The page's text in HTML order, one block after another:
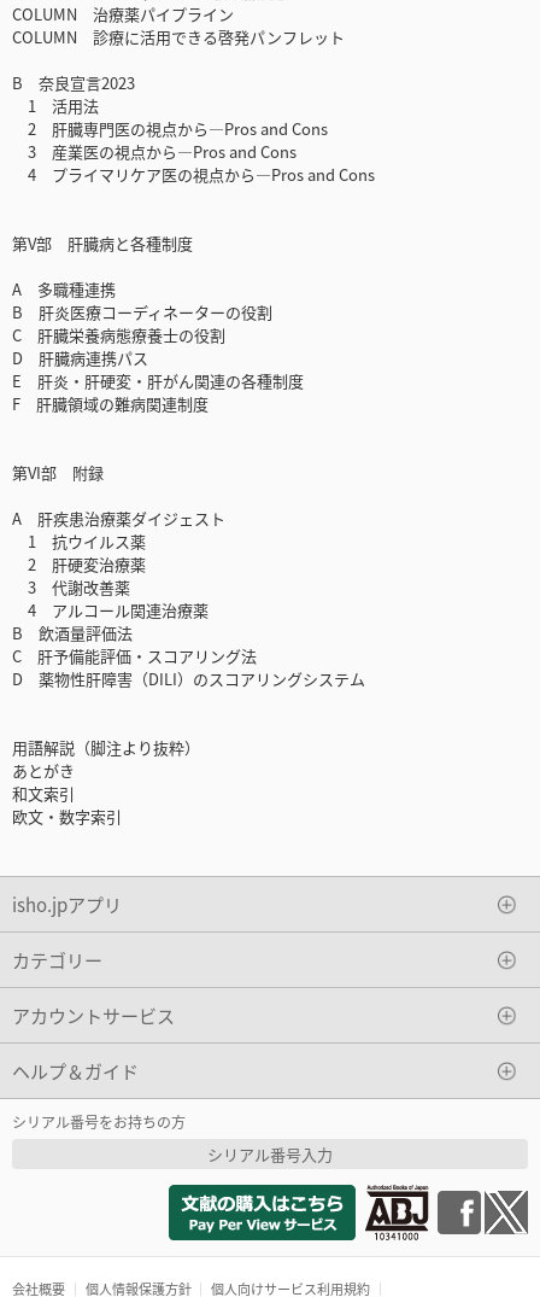
COLUMN 治療薬パイプライン
COLUMN 診療に活用できる啓発パンフレット
B 奈良宣言2023
1 活用法
2 肝臓専門医の視点から―Pros and Cons
3 産業医の視点から―Pros and Cons
4 プライマリケア医の視点から―Pros and Cons
第V部 肝臓病と各種制度
A 多職種連携
B 肝炎医療コーディネーターの役割
C 肝臓栄養病態療養士の役割
D 肝臓病連携パス
E 肝炎・肝硬変・肝がん関連の各種制度
F 肝臓領域の難病関連制度
第VI部 附録
A 肝疾患治療薬ダイジェスト
1 抗ウイルス薬
2 肝硬変治療薬
3 代謝改善薬
4 アルコール関連治療薬
B 飲酒量評価法
C 肝予備能評価・スコアリング法
D 薬物性肝障害（DILI）のスコアリングシステム
用語解説（脚注より抜粋）
あとがき
和文索引
欧文・数字索引
isho.jpアプリ
カテゴリー
アカウントサービス
ヘルプ＆ガイド
シリアル番号をお持ちの方
シリアル番号入力
会社概要 個人情報保護方針 個人向けサービス利用規約